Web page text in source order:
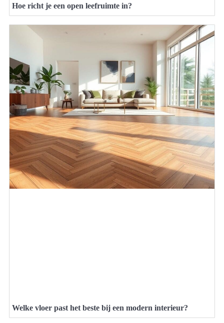
Hoe richt je een open leefruimte in?
Welke vloer past het beste bij een modern interieur?